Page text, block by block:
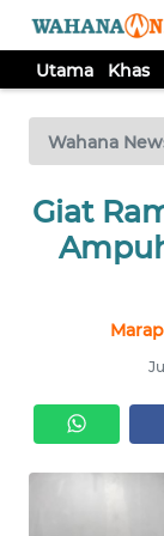
Utama Khas
Wahana
Giat
TV
Tutup
UTAMA
Informasi